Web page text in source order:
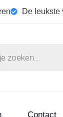
De leukste
Contact